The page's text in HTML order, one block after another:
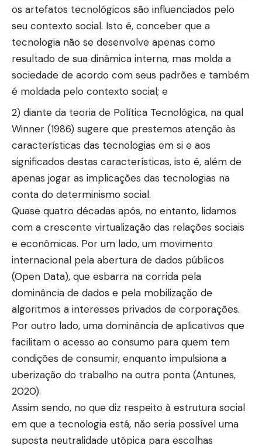
os artefatos tecnológicos são influenciados pelo
seu contexto social. Isto é, conceber que a
tecnologia não se desenvolve apenas como
resultado de sua dinâmica interna, mas molda a
sociedade de acordo com seus padrões e também
é moldada pelo contexto social; e
2) diante da teoria de Política Tecnológica, na qual
Winner (1986) sugere que prestemos atenção às
características das tecnologias em si e aos
significados destas características, isto é, além de
apenas jogar as implicações das tecnologias na
conta do determinismo social.
Quase quatro décadas após, no entanto, lidamos
com a crescente virtualização das relações sociais
e econômicas. Por um lado, um movimento
internacional pela abertura de dados públicos
(Open Data), que esbarra na corrida pela
dominância de dados e pela mobilização de
algoritmos a interesses privados de corporações.
Por outro lado, uma dominância de aplicativos que
facilitam o acesso ao consumo para quem tem
condições de consumir, enquanto impulsiona a
uberização do trabalho na outra ponta (Antunes,
2020).
Assim sendo, no que diz respeito à estrutura social
em que a tecnologia está, não seria possível uma
suposta neutralidade utópica para escolhas